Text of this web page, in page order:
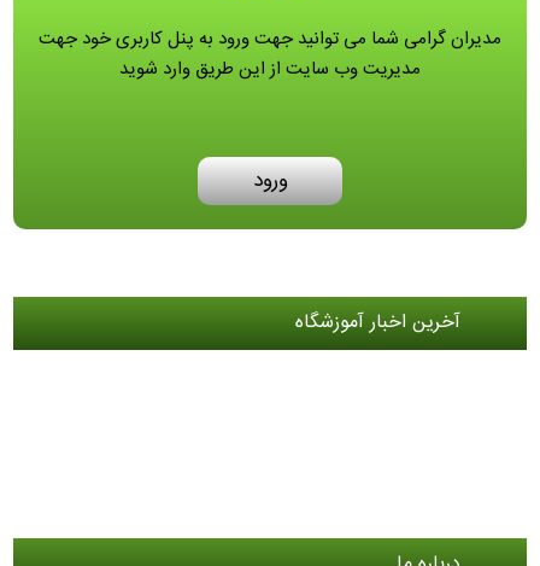
مدیران گرامی شما می توانید جهت ورود به پنل کاربری خود جهت
مدیریت وب سایت از این طریق وارد شوید
ورود
آخرین اخبار آموزشگاه